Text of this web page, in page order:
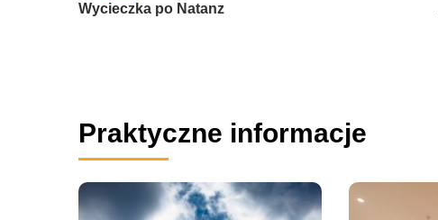
Wycieczka po Natanz
Praktyczne informacje